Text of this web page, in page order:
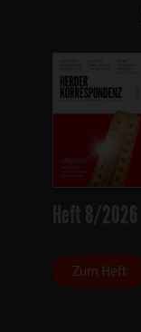
Heft 8/2026
Zum Heft